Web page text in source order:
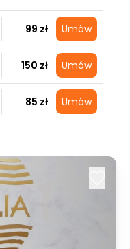
99 zł Umów
150 zł Umów
85 zł Umów